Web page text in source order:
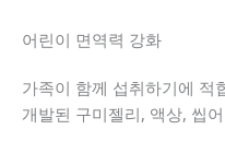
어린이 면역력 강화
가족이 함께 섭취하기에 적
개발된 구미젤리, 액상, 씹